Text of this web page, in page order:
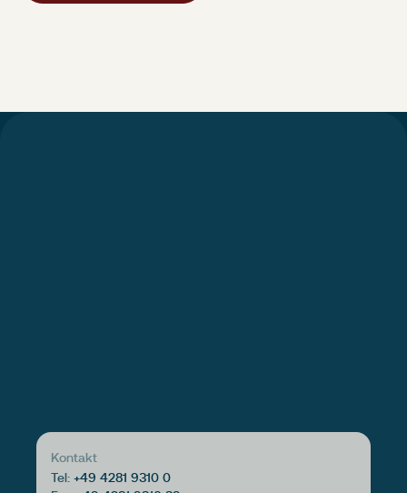
Kontakt
Tel: +49 4281 9310 0